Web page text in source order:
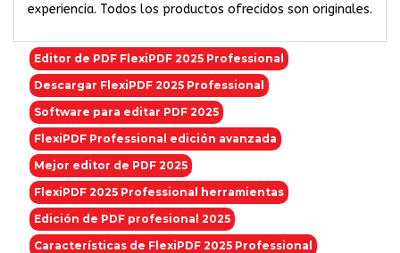
experiencia. Todos los productos ofrecidos son originales.
Editor de PDF FlexiPDF 2025 Professional
Descargar FlexiPDF 2025 Professional
Software para editar PDF 2025
FlexiPDF Professional edición avanzada
Mejor editor de PDF 2025
FlexiPDF 2025 Professional herramientas
Edición de PDF profesional 2025
Características de FlexiPDF 2025 Professional